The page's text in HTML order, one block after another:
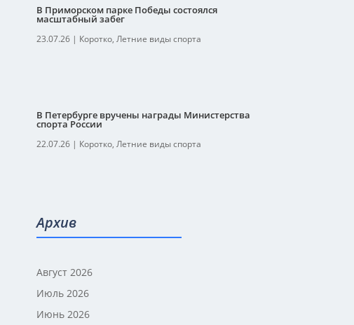
В Приморском парке Победы состоялся
масштабный забег
23.07.26| Коротко, Летние виды спорта
В Петербурге вручены награды Министерства
спорта России
22.07.26| Коротко, Летние виды спорта
Архив
Август 2026
Июль 2026
Июнь 2026